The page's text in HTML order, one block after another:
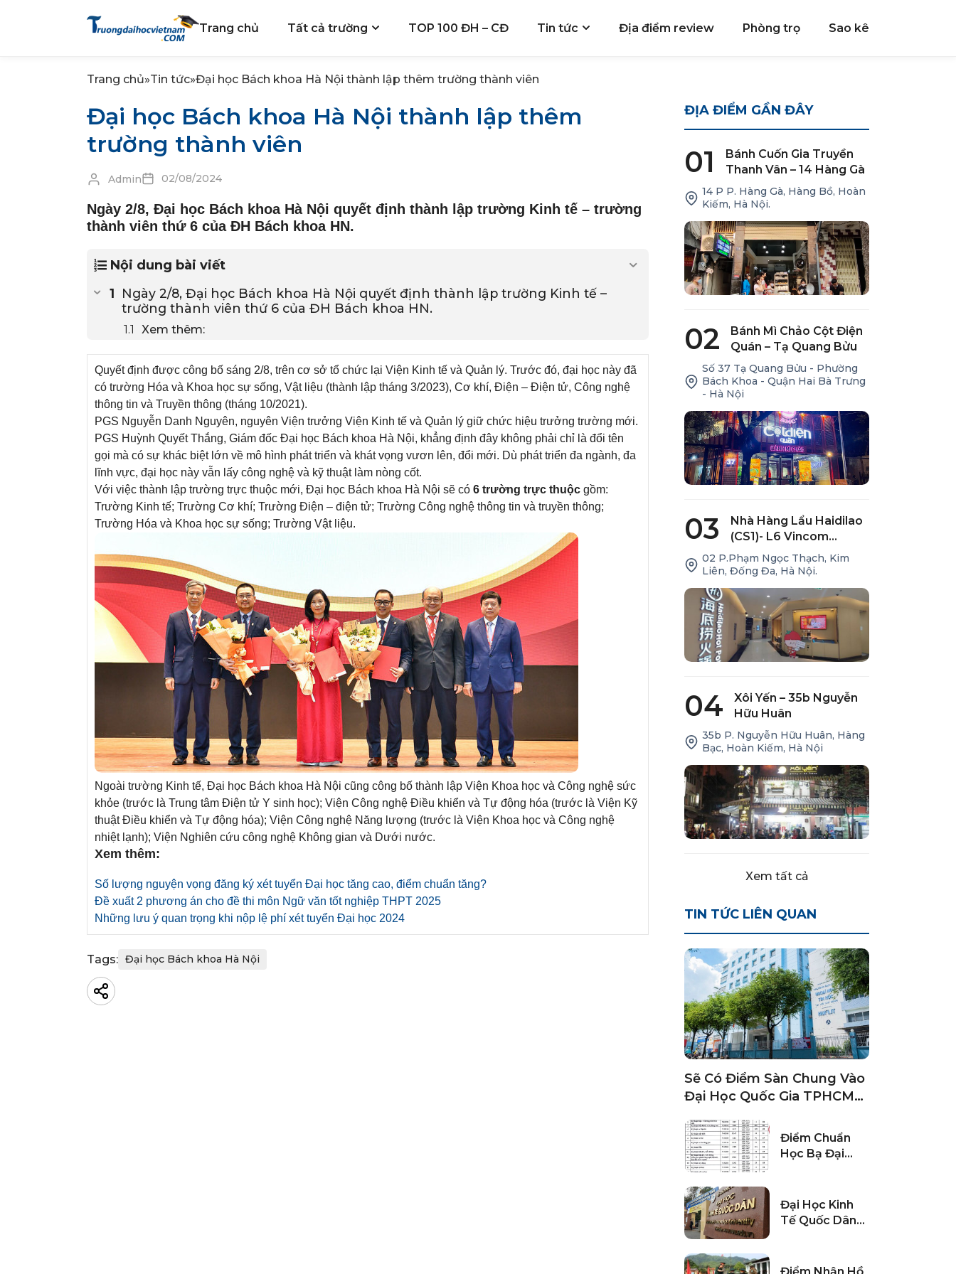
Trang chủ Tất cả trường TOP 100 ĐH – CĐ Tin tức Địa điểm review Phòng trọ Sao kê
Trang chủ»Tin tức»Đại học Bách khoa Hà Nội thành lập thêm trường thành viên
Đại học Bách khoa Hà Nội thành lập thêm
trường thành viên
Admin 02/08/2024
Ngày 2/8, Đại học Bách khoa Hà Nội quyết định thành lập trường Kinh tế – trường
thành viên thứ 6 của ĐH Bách khoa HN.
Nội dung bài viết
Ngày 2/8, Đại học Bách khoa Hà Nội quyết định thành lập trường Kinh tế –
trường thành viên thứ 6 của ĐH Bách khoa HN.
Xem thêm:
Quyết định được công bố sáng 2/8, trên cơ sở tổ chức lại Viện Kinh tế và Quản lý. Trước đó, đại học này đã
có trường Hóa và Khoa học sự sống, Vật liệu (thành lập tháng 3/2023), Cơ khí, Điện – Điện tử, Công nghệ
thông tin và Truyền thông (tháng 10/2021).
PGS Nguyễn Danh Nguyên, nguyên Viện trưởng Viện Kinh tế và Quản lý giữ chức hiệu trưởng trường mới.
PGS Huỳnh Quyết Thắng, Giám đốc Đại học Bách khoa Hà Nội, khẳng định đây không phải chỉ là đổi tên
gọi mà có sự khác biệt lớn về mô hình phát triển và khát vọng vươn lên, đổi mới. Dù phát triển đa ngành, đa
lĩnh vực, đại học này vẫn lấy công nghệ và kỹ thuật làm nòng cốt.
Với việc thành lập trường trực thuộc mới, Đại học Bách khoa Hà Nội sẽ có 6 trường trực thuộc gồm:
Trường Kinh tế; Trường Cơ khí; Trường Điện – điện tử; Trường Công nghệ thông tin và truyền thông;
Trường Hóa và Khoa học sự sống; Trường Vật liệu.
Ngoài trường Kinh tế, Đại học Bách khoa Hà Nội cũng công bố thành lập Viện Khoa học và Công nghệ sức
khỏe (trước là Trung tâm Điện tử Y sinh học); Viện Công nghệ Điều khiển và Tự động hóa (trước là Viện Kỹ
thuật Điều khiển và Tự động hóa); Viện Công nghệ Năng lượng (trước là Viện Khoa học và Công nghệ
nhiệt lạnh); Viện Nghiên cứu công nghệ Không gian và Dưới nước.
Xem thêm:
Số lượng nguyện vọng đăng ký xét tuyển Đại học tăng cao, điểm chuẩn tăng?
Đề xuất 2 phương án cho đề thi môn Ngữ văn tốt nghiệp THPT 2025
Những lưu ý quan trọng khi nộp lệ phí xét tuyển Đại học 2024
Tags: Đại học Bách khoa Hà Nội
ĐỊA ĐIỂM GẦN ĐÂY
01
Bánh Cuốn Gia Truyền
Thanh Vân – 14 Hàng Gà
14 P P. Hàng Gà, Hàng Bồ, Hoàn
Kiếm, Hà Nội.
02
Bánh Mì Chảo Cột Điện
Quán – Tạ Quang Bửu
Số 37 Tạ Quang Bửu - Phường
Bách Khoa - Quận Hai Bà Trưng
- Hà Nội
03
Nhà Hàng Lẩu Haidilao
(CS1)- L6 Vincom
Center Phạm Ngọc
Thạch
02 P.Phạm Ngọc Thạch, Kim
Liên, Đống Đa, Hà Nội.
04
Xôi Yến – 35b Nguyễn
Hữu Huân
35b P. Nguyễn Hữu Huân, Hàng
Bạc, Hoàn Kiếm, Hà Nội
Xem tất cả
TIN TỨC LIÊN QUAN
Sẽ Có Điểm Sàn Chung Vào
Đại Học Quốc Gia TPHCM
Điểm Chuẩn
Học Bạ Đại
ĐH Thái
Nguyên 2024
Đại Học Kinh
Tế Quốc Dân
Tuyển Sinh